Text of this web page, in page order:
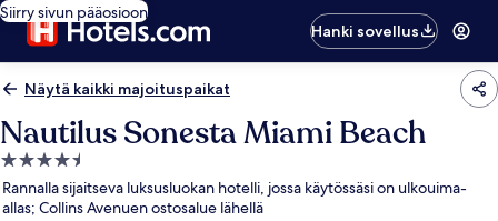
Siirry sivun pääosioon
Hanki sovellus
Näytä kaikki majoituspaikat
Nautilus Sonesta Miami Beach
4.5
tähden
majoituspaikka
Rannalla sijaitseva luksusluokan hotelli, jossa käytössäsi on ulkouima-
allas; Collins Avenuen ostosalue lähellä